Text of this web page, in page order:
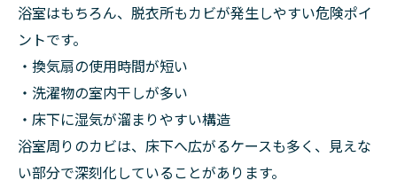
浴室はもちろん、脱衣所もカビが発生しやすい危険ポイ
ントです。
・換気扇の使用時間が短い
・洗濯物の室内干しが多い
・床下に湿気が溜まりやすい構造
浴室周りのカビは、床下へ広がるケースも多く、見えな
い部分で深刻化していることがあります。